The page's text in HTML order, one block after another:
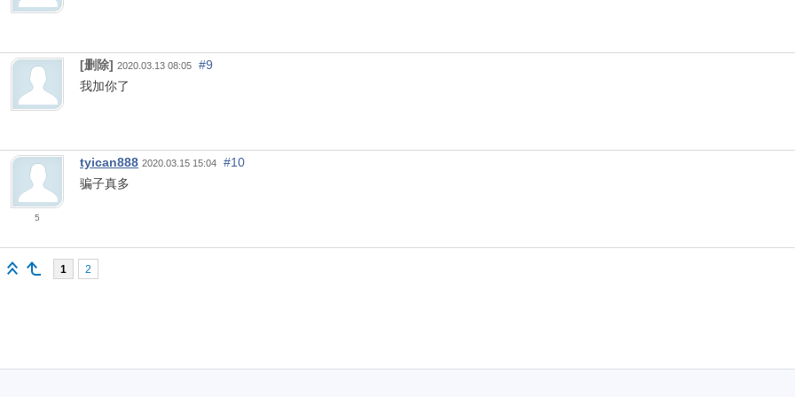
[删除] 2020.03.13 08:05
#9
我加你了
5
tyican888 2020.03.15 15:04
#10
骗子真多
1 2